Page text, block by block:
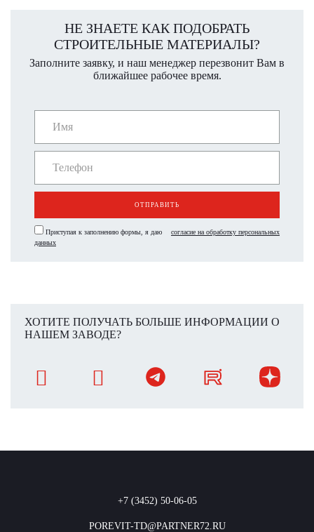
НЕ ЗНАЕТЕ КАК ПОДОБРАТЬ
СТРОИТЕЛЬНЫЕ МАТЕРИАЛЫ?
Заполните заявку, и наш менеджер перезвонит Вам в
ближайшее рабочее время.
ОТПРАВИТЬ
Приступая к заполнению формы, я даю
согласие на обработку персональных
данных
ХОТИТЕ ПОЛУЧАТЬ БОЛЬШЕ ИНФОРМАЦИИ О
НАШЕМ ЗАВОДЕ?
+7 (3452) 50-06-05
POREVIT-TD@PARTNER72.RU